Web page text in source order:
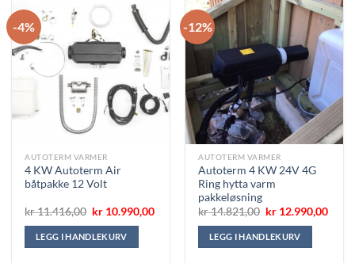
-4%
AUTOTERM VARMER
4 KW Autoterm Air
båtpakke 12 Volt
kr11.416,00 Opprinnelig
var:
kr 11.416,00.
kr 10.990,00Nåværende
kr 10.990,00.
LEGG I HANDLEKURV
-12%
AUTOTERM VARMER
Autoterm 4 KW 24V 4G
Ring hytta varm
pakkeløsning
kr14.821,00 Opprinnelig
var:
kr 14.821,00.
kr 12.990,00
LEGG I HANDLEKURV